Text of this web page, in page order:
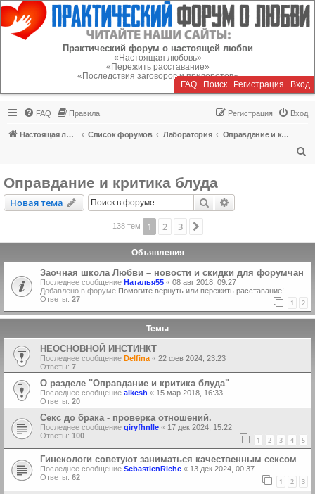
Регистрация
Практический форум о настоящей любви
«Настоящая любовь»
«Пережить расставание»
«Последствия заговоров и приворотов»
FAQ Поиск Регистрация Вход
FAQ Правила Вход
Регистрация
Настоящая любовь Список форумов Лаборатория
Оправдание и критика блуда
Оправдание и критика блуда
Новая тема
Новаятема Поиск
138 тем 1 2 3
Объявления
Заочная школа Любви – новости и скидки для форумчан
Последнее сообщение Наталья55 « 08 авг 2018, 09:27
Добавлено в форуме Помогите вернуть или пережить расставание!
Ответы: 27 1 2
Темы
НЕОСНОВНОЙ ИНСТИНКТ
Последнее сообщение Delfina « 22 фев 2024, 23:23
Ответы: 7
О разделе "Оправдание и критика блуда"
Последнее сообщение alkesh « 15 мар 2018, 16:33
Ответы: 20
Секс до брака - проверка отношений.
Последнее сообщение giryfhnlle « 17 дек 2024, 15:22
Ответы: 100 1 2 3 4 5
Гинекологи советуют заниматься качественным сексом
Последнее сообщение SebastienRiche « 13 дек 2024, 00:37
Ответы: 62 1 2 3